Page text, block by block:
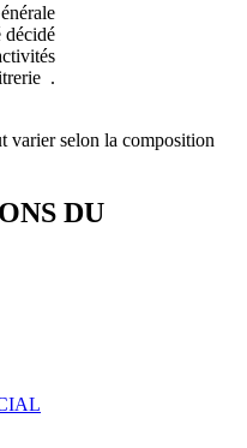
décidé
.
varier selon la composition
DU